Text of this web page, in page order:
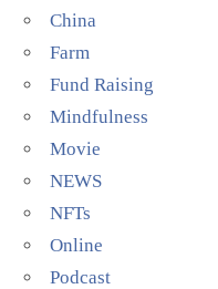
China
Farm
Fund Raising
Mindfulness
Movie
NEWS
NFTs
Online
Podcast